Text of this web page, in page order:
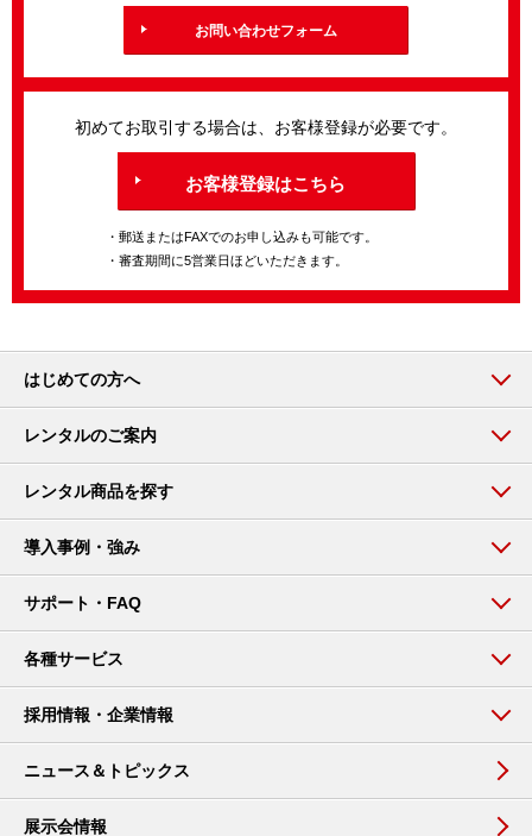
お問い合わせフォーム
初めてお取引する場合は、お客様登録が必要です。
お客様登録はこちら
・郵送またはFAXでのお申し込みも可能です。
・審査期間に5営業日ほどいただきます。
はじめての方へ
レンタルのご案内
レンタル商品を探す
導入事例・強み
サポート・FAQ
各種サービス
採用情報・企業情報
ニュース＆トピックス
展示会情報